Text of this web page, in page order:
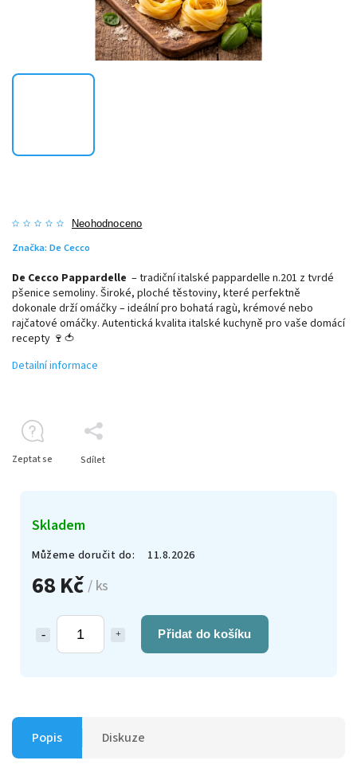
Neohodnoceno
Značka: De Cecco
68 Kč/ ks
Přidat do košíku
Skladem
Můžeme doručit do: 11.8.2026
De Cecco Pappardelle – tradiční italské pappardelle n.201 z tvrdé
pšenice semoliny. Široké, ploché těstoviny, které perfektně
dokonale drží omáčky – ideální pro bohatá ragù, krémové nebo
rajčatové omáčky. Autentická kvalita italské kuchyně pro vaše domácí
recepty 🍷🍅
Detailní informace
Zeptat se Sdílet
Popis Diskuze